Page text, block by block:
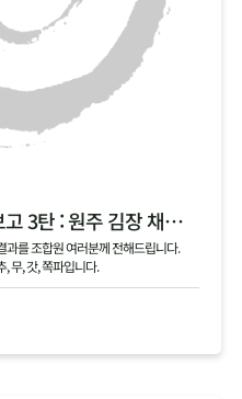
[두레생협 농산팀 특파원 보고 3탄 : 원주 김장 채소 필지 점검 현황 공유]
과를 조합원 여러분께 전해드립니다.
, 무, 갓, 쪽파입니다.